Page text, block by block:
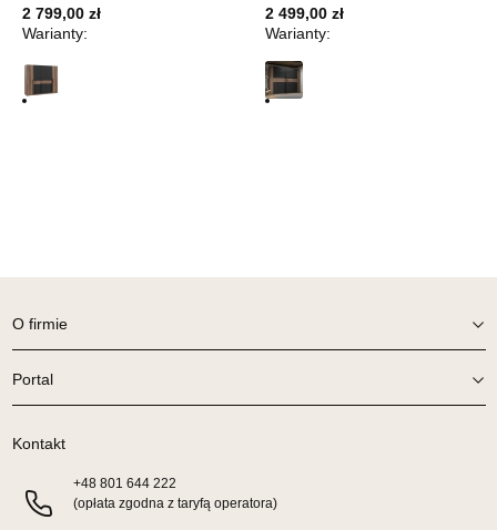
Najniższa cena sprzedawcy z ostatnich 30 dni
1 349,00 zł 1 079,20 zł
SALON MEBLOWY TED
2 799,00 zł
Warianty:
2 499,00 zł
Warianty:
O firmie
Portal
Kontakt
+48 801 644 222
(opłata zgodna z taryfą operatora)